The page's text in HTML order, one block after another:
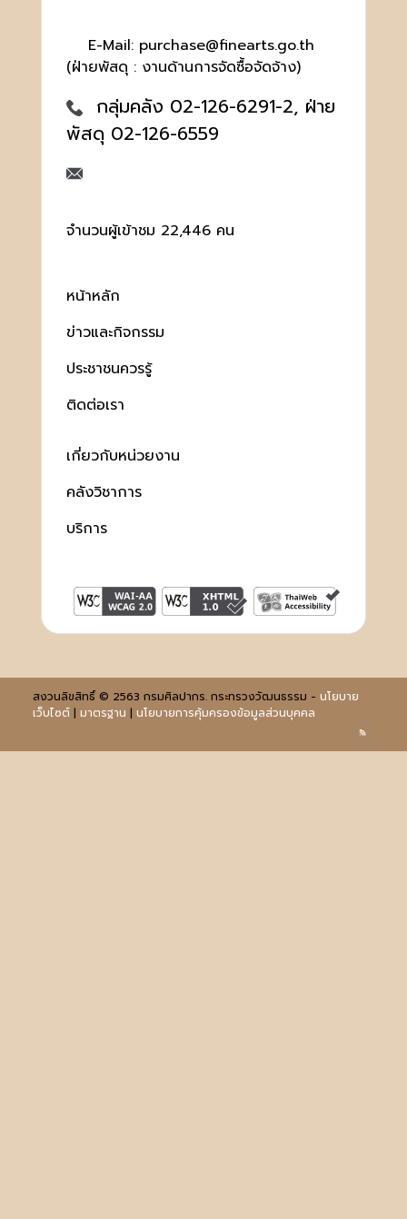
E-Mail: purchase@finearts.go.th
(ฝ่ายพัสดุ : งานด้านการจัดซื้อจัดจ้าง)
กลุ่มคลัง 02-126-6291-2, ฝ่าย
พัสดุ 02-126-6559
จำนวนผู้เข้าชม 22,446 คน
หน้าหลัก
ข่าวและกิจกรรม
ประชาชนควรรู้
ติดต่อเรา
เกี่ยวกับหน่วยงาน
คลังวิชาการ
บริการ
สงวนลิขสิทธิ์ © 2563 กรมศิลปากร. กระทรวงวัฒนธรรม - นโยบาย
เว็บไซต์| มาตรฐาน | นโยบายการคุ้มครองข้อมูลส่วนบุคคล